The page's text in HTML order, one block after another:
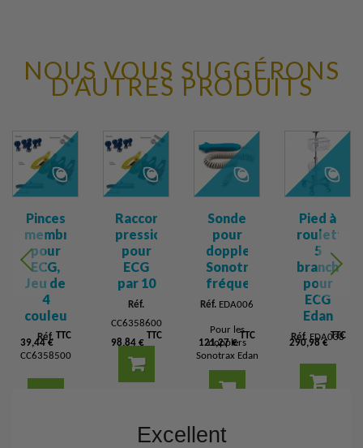
NOUS VOUS SUGGÉRONS
D'AUTRES PRODUITS
Pinces
membres
pour
ECG,
Jeu de
4
couleurs
Réf.
CC6358500
39,44 €
TTC
Raccord
pression
pour
ECG
par 10
Réf.
CC6358600
98,84 €
TTC
panier
Détail
Sonde
pour
dopplers
Sonotrax,
fréquences...
Réf. EDA006
Pour les
dopplers
Sonotrax Edan
121,27 €
TTC
au
Pied à
roulettes
5
branches
pour
ECG
Edan
Réf. EDA038
290,98 €
TTC
Excellent